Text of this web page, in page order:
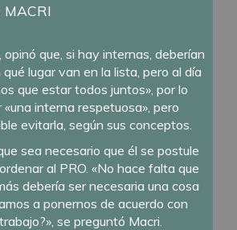
MACRI
que, si hay internas, deberían
lugar van en la lista, pero al día
que estar todos juntos», por lo
interna respetuosa», pero
evitarla, según sus conceptos.
sea necesario que él se postule
al PRO. «No hace falta que
debería ser necesaria una cosa
a ponernos de acuerdo con
se preguntó Macri.